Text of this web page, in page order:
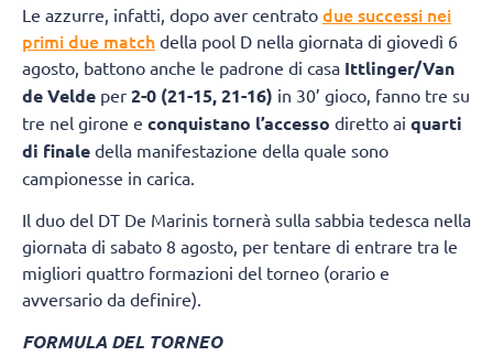
Le azzurre, infatti, dopo aver centrato due successi nei
primi due match della pool D nella giornata di giovedì 6
agosto, battono anche le padrone di casa Ittlinger/Van
de Velde per 2-0 (21-15, 21-16) in 30’ gioco, fanno tre su
tre nel girone e conquistano l’accesso diretto ai quarti
di finale della manifestazione della quale sono
campionesse in carica.
Il duo del DT De Marinis tornerà sulla sabbia tedesca nella
giornata di sabato 8 agosto, per tentare di entrare tra le
migliori quattro formazioni del torneo (orario e
avversario da definire).
FORMULA DEL TORNEO